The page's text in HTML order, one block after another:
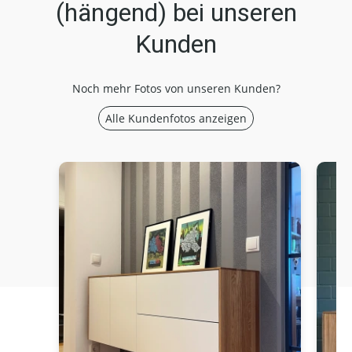
(hängend) bei unseren
Kunden
Noch mehr Fotos von unseren Kunden?
Alle Kundenfotos anzeigen